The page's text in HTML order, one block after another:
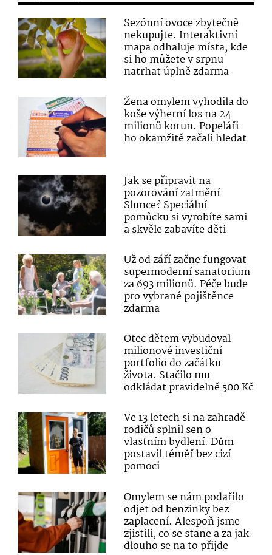
Sezónní ovoce zbytečně
nekupujte. Interaktivní
mapa odhaluje místa, kde
si ho můžete v srpnu
natrhat úplně zdarma
Žena omylem vyhodila do
koše výherní los na 24
milionů korun. Popeláři
ho okamžitě začali hledat
Jak se připravit na
pozorování zatmění
Slunce? Speciální
pomůcku si vyrobíte sami
a skvěle zabavíte děti
Už od září začne fungovat
supermoderní sanatorium
za 693 milionů. Péče bude
pro vybrané pojištěnce
zdarma
Otec dětem vybudoval
milionové investiční
portfolio do začátku
života. Stačilo mu
odkládat pravidelně 500 Kč
Ve 13 letech si na zahradě
rodičů splnil sen o
vlastním bydlení. Dům
postavil téměř bez cizí
pomoci
Omylem se nám podařilo
odjet od benzinky bez
zaplacení. Alespoň jsme
zjistili, co se stane a za jak
dlouho se na to přijde